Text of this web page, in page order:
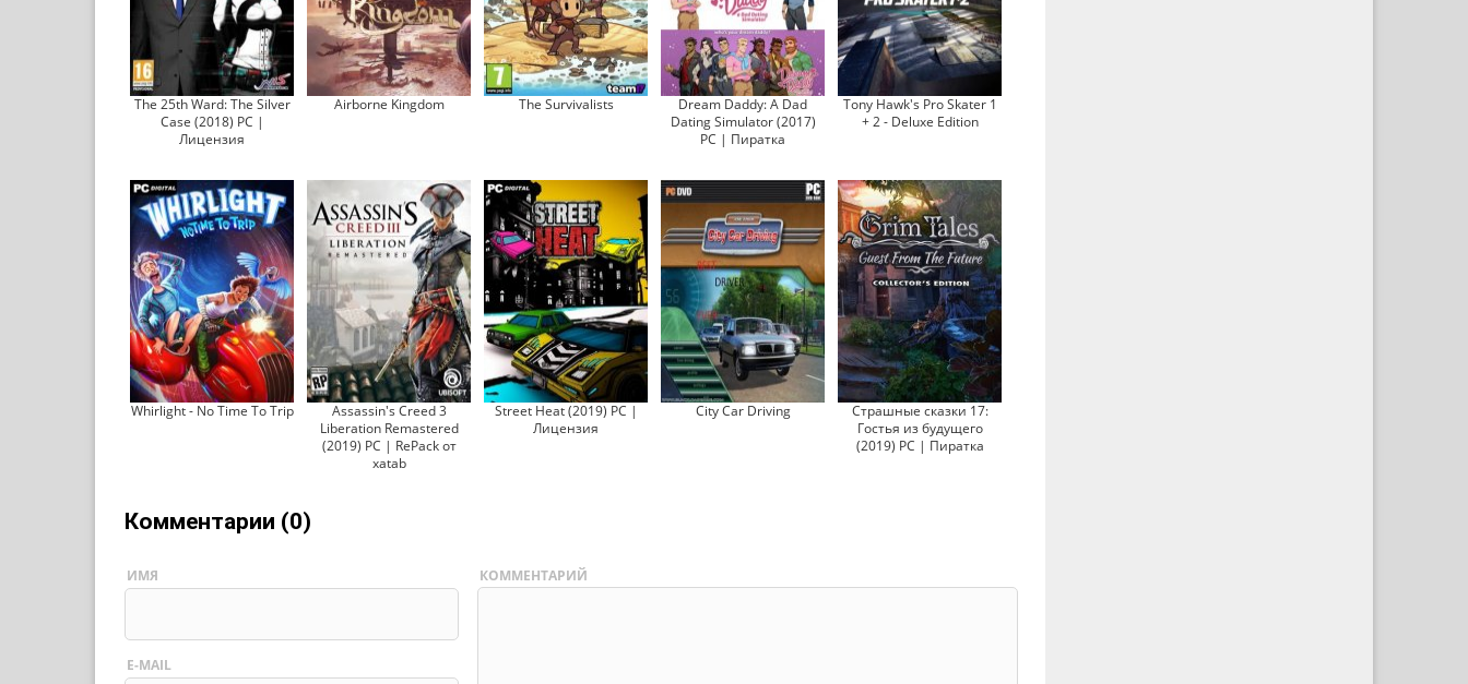
The 25th Ward: The Silver
Case (2018) PC |
Лицензия
Airborne Kingdom The Survivalists
Dream Daddy: A Dad
Dating Simulator (2017)
PC | Пиратка
Tony Hawk's Pro Skater 1
+ 2 - Deluxe Edition
Whirlight - No Time To Trip
Assassin's Creed 3
Liberation Remastered
(2019) PC | RePack от
xatab
Street Heat (2019) PC |
Лицензия
City Car Driving
Страшные сказки 17:
Гостья из будущего
(2019) PC | Пиратка
Комментарии (0)
ИМЯ
E-MAIL
КОММЕНТАРИЙ